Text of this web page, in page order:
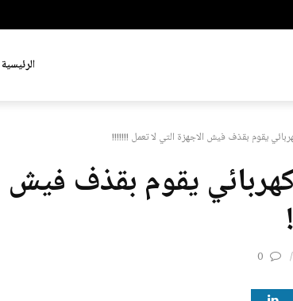
الرئيسية
يقوم بقذف فيش الاجهزة التي لا تعمل !!!!!!!
يقوم بقذف فيش
0